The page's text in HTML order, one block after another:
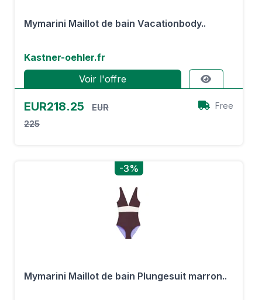
Mymarini Maillot de bain Vacationbody..
Kastner-oehler.fr
Voir l'offre
EUR218.25
EUR
225
Free
-3%
Mymarini Maillot de bain Plungesuit marron..